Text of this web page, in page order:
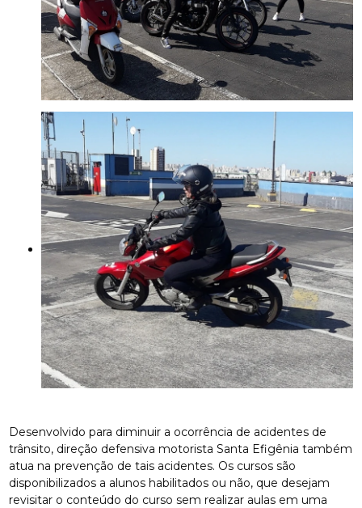
Desenvolvido para diminuir a ocorrência de acidentes de
trânsito, direção defensiva motorista Santa Efigênia também
atua na prevenção de tais acidentes. Os cursos são
disponibilizados a alunos habilitados ou não, que desejam
revisitar o conteúdo do curso sem realizar aulas em uma